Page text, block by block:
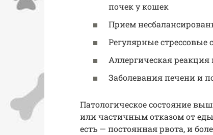
почек у кошек
Прием
Регулярные стрессовые
Аллергическая
Заболевания печени и
Патологическое состояние
или частичным отказом от
есть — постоянная рвота, и